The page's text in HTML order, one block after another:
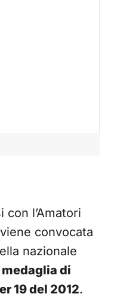
l’Amatori
convocata
nazionale
medaglia di
19 del 2012.